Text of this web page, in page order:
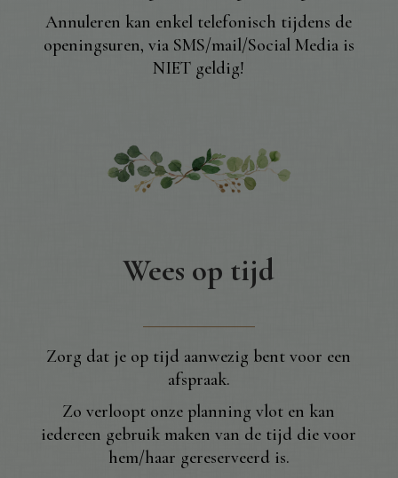
Annuleren kan enkel telefonisch tijdens de
openingsuren, via SMS/mail/Social Media is
NIET geldig!
Wees op tijd
Zorg dat je op tijd aanwezig bent voor een
afspraak.
Zo verloopt onze planning vlot en kan
iedereen gebruik maken van de tijd die voor
hem/haar gereserveerd is.